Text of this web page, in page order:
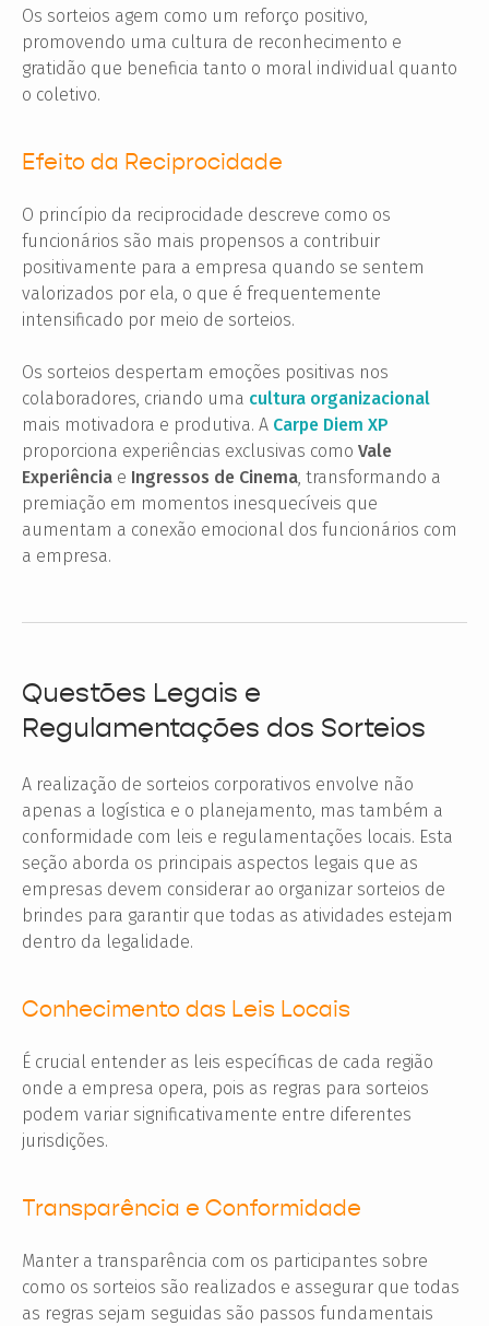
Os sorteios agem como um reforço positivo,
promovendo uma cultura de reconhecimento e
gratidão que beneficia tanto o moral individual quanto
o coletivo.
Efeito da Reciprocidade
O princípio da reciprocidade descreve como os
funcionários são mais propensos a contribuir
positivamente para a empresa quando se sentem
valorizados por ela, o que é frequentemente
intensificado por meio de sorteios.
Os sorteios despertam emoções positivas nos
colaboradores, criando uma cultura organizacional
mais motivadora e produtiva. A Carpe Diem XP
proporciona experiências exclusivas como Vale
Experiência e Ingressos de Cinema, transformando a
premiação em momentos inesquecíveis que
aumentam a conexão emocional dos funcionários com
a empresa.
Questões Legais e
Regulamentações dos Sorteios
A realização de sorteios corporativos envolve não
apenas a logística e o planejamento, mas também a
conformidade com leis e regulamentações locais. Esta
seção aborda os principais aspectos legais que as
empresas devem considerar ao organizar sorteios de
brindes para garantir que todas as atividades estejam
dentro da legalidade.
Conhecimento das Leis Locais
É crucial entender as leis específicas de cada região
onde a empresa opera, pois as regras para sorteios
podem variar significativamente entre diferentes
jurisdições.
Transparência e Conformidade
Manter a transparência com os participantes sobre
como os sorteios são realizados e assegurar que todas
as regras sejam seguidas são passos fundamentais